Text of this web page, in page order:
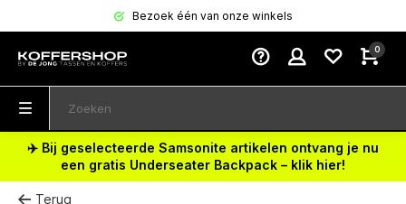
Bezoek één van onze winkels
0
✈️ Bij geselecteerde Samsonite artikelen ontvang je nu
een gratis Underseater Backpack – klik hier!
Terug